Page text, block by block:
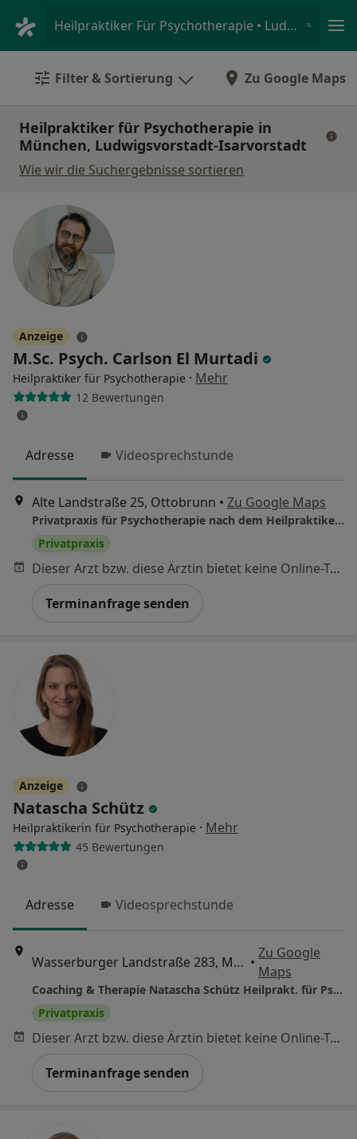
Heilpraktiker Für Psychotherapie • Ludwigsvorstadt-Isarvorstadt, München, Bayern
Filter & Sortierung Zu Google Maps
Heilpraktiker für Psychotherapie in
München, Ludwigsvorstadt-Isarvorstadt
Wie wir die Suchergebnisse sortieren
Anzeige
M.Sc. Psych. Carlson El Murtadi
Heilpraktiker für Psychotherapie · Mehr
12 Bewertungen
Adresse Videosprechstunde
Alte Landstraße 25, Ottobrunn • Zu Google Maps
Privatpraxis für Psychotherapie nach dem Heilpraktikergesetz Carlson El Murtadi, M.Sc. – Heilpraktiker, beschränkt auf Psychotherapie
Privatpraxis
Dieser Arzt bzw. diese Ärztin bietet keine Online-Terminbuchung an diesem Standort an.
Terminanfrage senden
Anzeige
Natascha Schütz
Heilpraktikerin für Psychotherapie · Mehr
45 Bewertungen
Adresse Videosprechstunde
Wasserburger Landstraße 283, München •
Zu Google
Maps
Coaching & Therapie Natascha Schütz Heilprakt. für Psychotherapie
Privatpraxis
Dieser Arzt bzw. diese Ärztin bietet keine Online-Terminbuchung an diesem Standort an.
Terminanfrage senden